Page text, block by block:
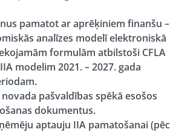
pamatot ar aprēķiniem finanšu –
analīzes modelī elektroniskā
formulām atbilstoši CFLA
modelim 2021. – 2027. gada
pašvaldības spēkā esošos
dokumentus.
aptauju IIA pamatošanai (pēc